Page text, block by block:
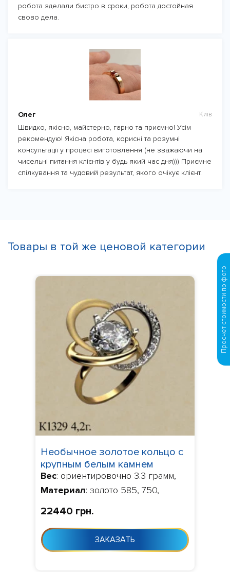
робота зделали бистро в сроки, робота достойная
свово дела.
Олег Київ
Швидко, якісно, майстерно, гарно та приємно! Усім
рекомендую! Якісна робота, корисні та розумні
консультації у процесі виготовлення (не зважаючи на
чисельні питання клієнтів у будь який час дня))) Приємне
спілкування та чудовий результат, якого очікує клієнт.
Товары в той же ценовой категории
Необычное золотое кольцо с
крупным белым камнем
001329
Вес: ориентировочно 3.3 грамм,
Материал: золото 585, 750,
Изготовление
24 дня с момента заказа
22440 грн.
ЗАКАЗАТЬ
Просчет стоимости по фото